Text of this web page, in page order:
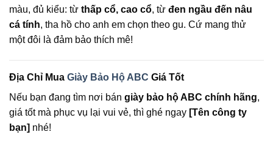
màu, đủ kiểu: từ thấp cổ, cao cổ, từ đen ngầu đến nâu
cá tính, tha hồ cho anh em chọn theo gu. Cứ mang thử
một đôi là đảm bảo thích mê!
Địa Chỉ Mua Giày Bảo Hộ ABC Giá Tốt
Nếu bạn đang tìm nơi bán giày bảo hộ ABC chính hãng,
giá tốt mà phục vụ lại vui vẻ, thì ghé ngay [Tên công ty
bạn] nhé!